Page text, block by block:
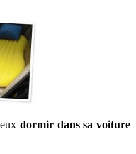
dormir dans sa voiture